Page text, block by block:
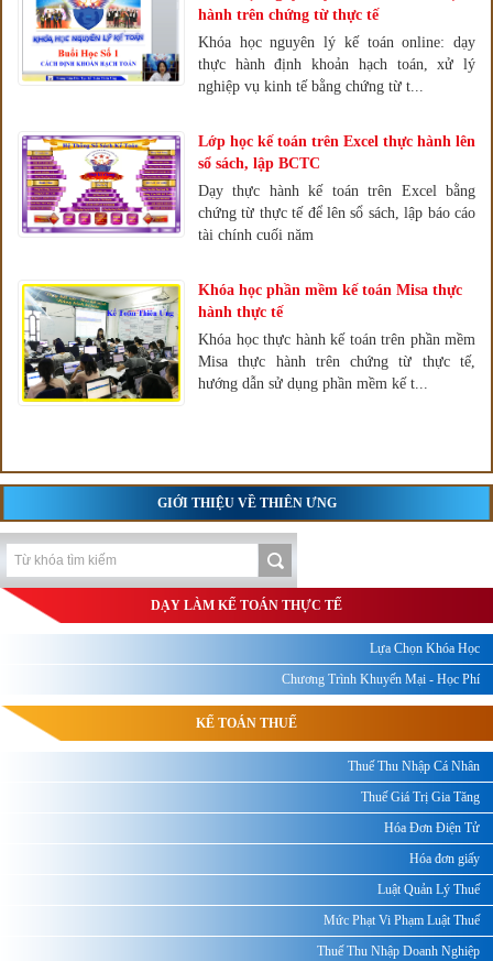
hành trên chứng từ thực tế
Khóa học nguyên lý kế toán online: dạy
thực hành định khoản hạch toán, xử lý
nghiệp vụ kinh tế bằng chứng từ t...
Lớp học kế toán trên Excel thực hành lên
sổ sách, lập BCTC
Dạy thực hành kế toán trên Excel bằng
chứng từ thực tế để lên sổ sách, lập báo cáo
tài chính cuối năm
Khóa học phần mềm kế toán Misa thực
hành thực tế
Khóa học thực hành kế toán trên phần mềm
Misa thực hành trên chứng từ thực tế,
hướng dẫn sử dụng phần mềm kế t...
GIỚI THIỆU VỀ THIÊN ƯNG
DẠY LÀM KẾ TOÁN THỰC TẾ
Lựa Chọn Khóa Học
Chương Trình Khuyến Mại - Học Phí
KẾ TOÁN THUẾ
Thuế Thu Nhập Cá Nhân
Thuế Giá Trị Gia Tăng
Hóa Đơn Điện Tử
Hóa đơn giấy
Luật Quản Lý Thuế
Mức Phạt Vi Phạm Luật Thuế
Thuế Thu Nhập Doanh Nghiệp